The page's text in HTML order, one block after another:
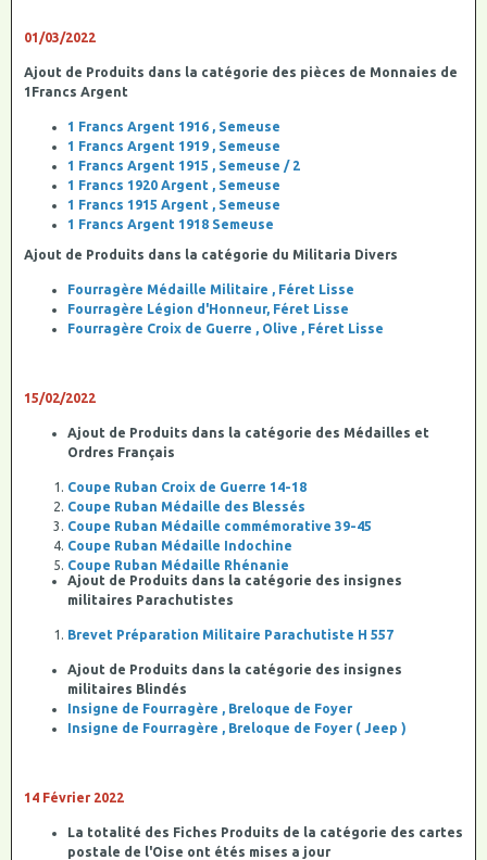
01/03/2022
Ajout de Produits dans la catégorie des pièces de Monnaies de
1Francs Argent
1 Francs Argent 1916 , Semeuse
1 Francs Argent 1919 , Semeuse
1 Francs Argent 1915 , Semeuse / 2
1 Francs 1920 Argent , Semeuse
1 Francs 1915 Argent , Semeuse
1 Francs Argent 1918 Semeuse
Ajout de Produits dans la catégorie du Militaria Divers
Fourragère Médaille Militaire , Féret Lisse
Fourragère Légion d'Honneur, Féret Lisse
Fourragère Croix de Guerre , Olive , Féret Lisse
15/02/2022
Ajout de Produits dans la catégorie des Médailles et
Ordres Français
Coupe Ruban Croix de Guerre 14-18
Coupe Ruban Médaille des Blessés
Coupe Ruban Médaille commémorative 39-45
Coupe Ruban Médaille Indochine
Coupe Ruban Médaille Rhénanie
Ajout de Produits dans la catégorie des insignes
militaires Parachutistes
Brevet Préparation Militaire Parachutiste H 557
Ajout de Produits dans la catégorie des insignes
militaires Blindés
Insigne de Fourragère , Breloque de Foyer
Insigne de Fourragère , Breloque de Foyer ( Jeep )
14 Février 2022
La totalité des Fiches Produits de la catégorie des cartes
postale de l'Oise ont étés mises a jour